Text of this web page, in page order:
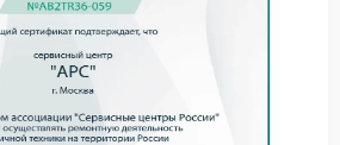
к ИБП оборудование с